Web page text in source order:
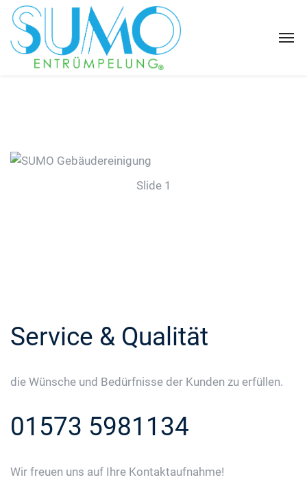
Slide 1
Service & Qualität
die Wünsche und Bedürfnisse der Kunden zu erfüllen.
01573 5981134
Wir freuen uns auf Ihre Kontaktaufnahme!